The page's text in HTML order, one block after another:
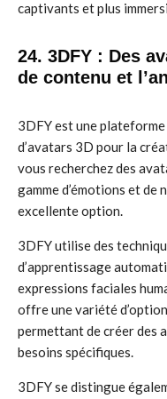
captivants et plus
24. 3DFY : Des
de contenu et
3DFY est une
d’avatars 3D pour la
vous recherchez des
gamme d’émotions et de
excellente option.
3DFY utilise des
d’apprentissage
expressions faciales
offre une variété
permettant de créer des
besoins spécifiques.
3DFY se distingue